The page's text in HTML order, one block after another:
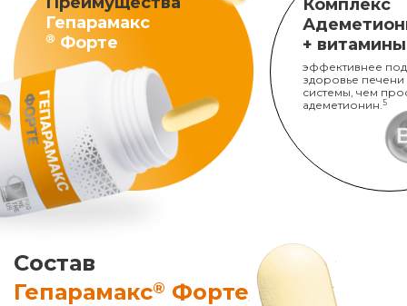
Гепарамакс
® Форте
Комплекс
+
эффективнее
здоровье печени
системы, чем
адеметионин. 5
Состав
Гепарамакс® Форте